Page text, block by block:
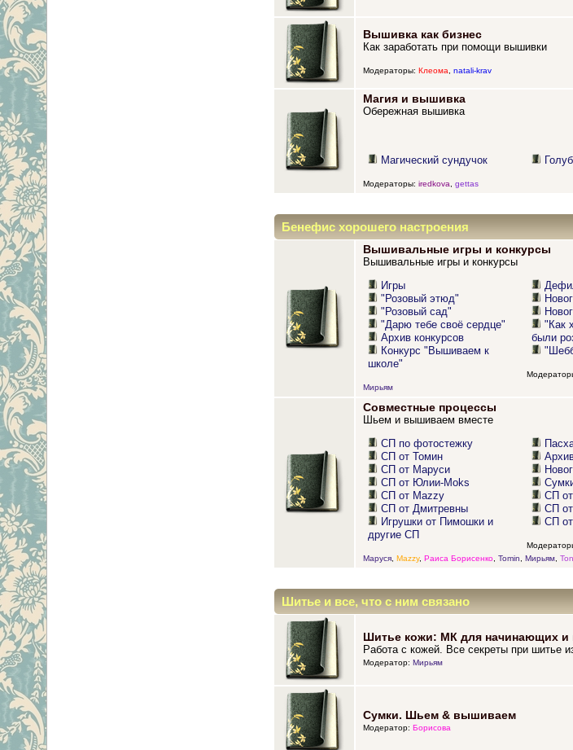
Вышивка как бизнес
Как заработать при помощи вышивки
Модераторы: Клеома, natali-krav
Магия и вышивка
Обережная вышивка
Магический сундучок
Модераторы: iredkova gettas
Бенефис хорошего настроения
Вышивальные игры и конкурсы
Вышивальные игры и конкурсы
Игры
"Розовый этюд"
"Розовый сад"
"Дарю тебе своё сердце"
Архив конкурсов
Конкурс "Вышиваем к
школе"
"Как
были
Мирьям
Совместные процессы
Шьем и вышиваем вместе
СП по фотостежку
СП от Томин
СП от Маруси
СП от Юлии-Moks
СП от Mazzy
СП от Дмитревны
Игрушки от Пимошки и
другие СП
СП
СП
СП
Маруся, Mazzy, Раиса Борисенко, Tomin Мирьям,
Шитье и все, что с ним связано
Шитье кожи: МК для начинающих и
Работа с кожей. Все секреты при шитье
Модератор: Мирьям
Сумки. Шьем & вышиваем
Модератор: Борисова